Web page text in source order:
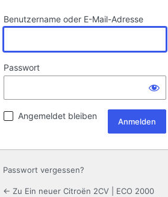
Benutzername oder E-Mail-Adresse
Passwort
Angemeldet bleiben
Passwort vergessen?
← Zu Ein neuer Citroën 2CV | ECO 2000